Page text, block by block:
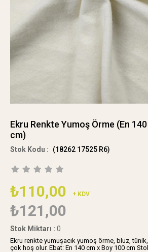
Ekru Renkte Yumoş Örme (En
cm)
(18262 17525 R6)
₺110,00 + KDV
₺121,00
Stok Miktarı : 0
Ekru renkte yumuşacık yumoş örme, bluz,
çok hoş olur. Ebat: En 140 cm x Boy 100 cm